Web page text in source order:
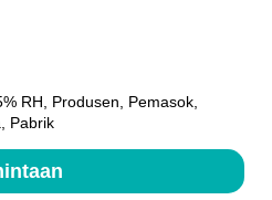
RH, Produsen, Pemasok,
Pabrik